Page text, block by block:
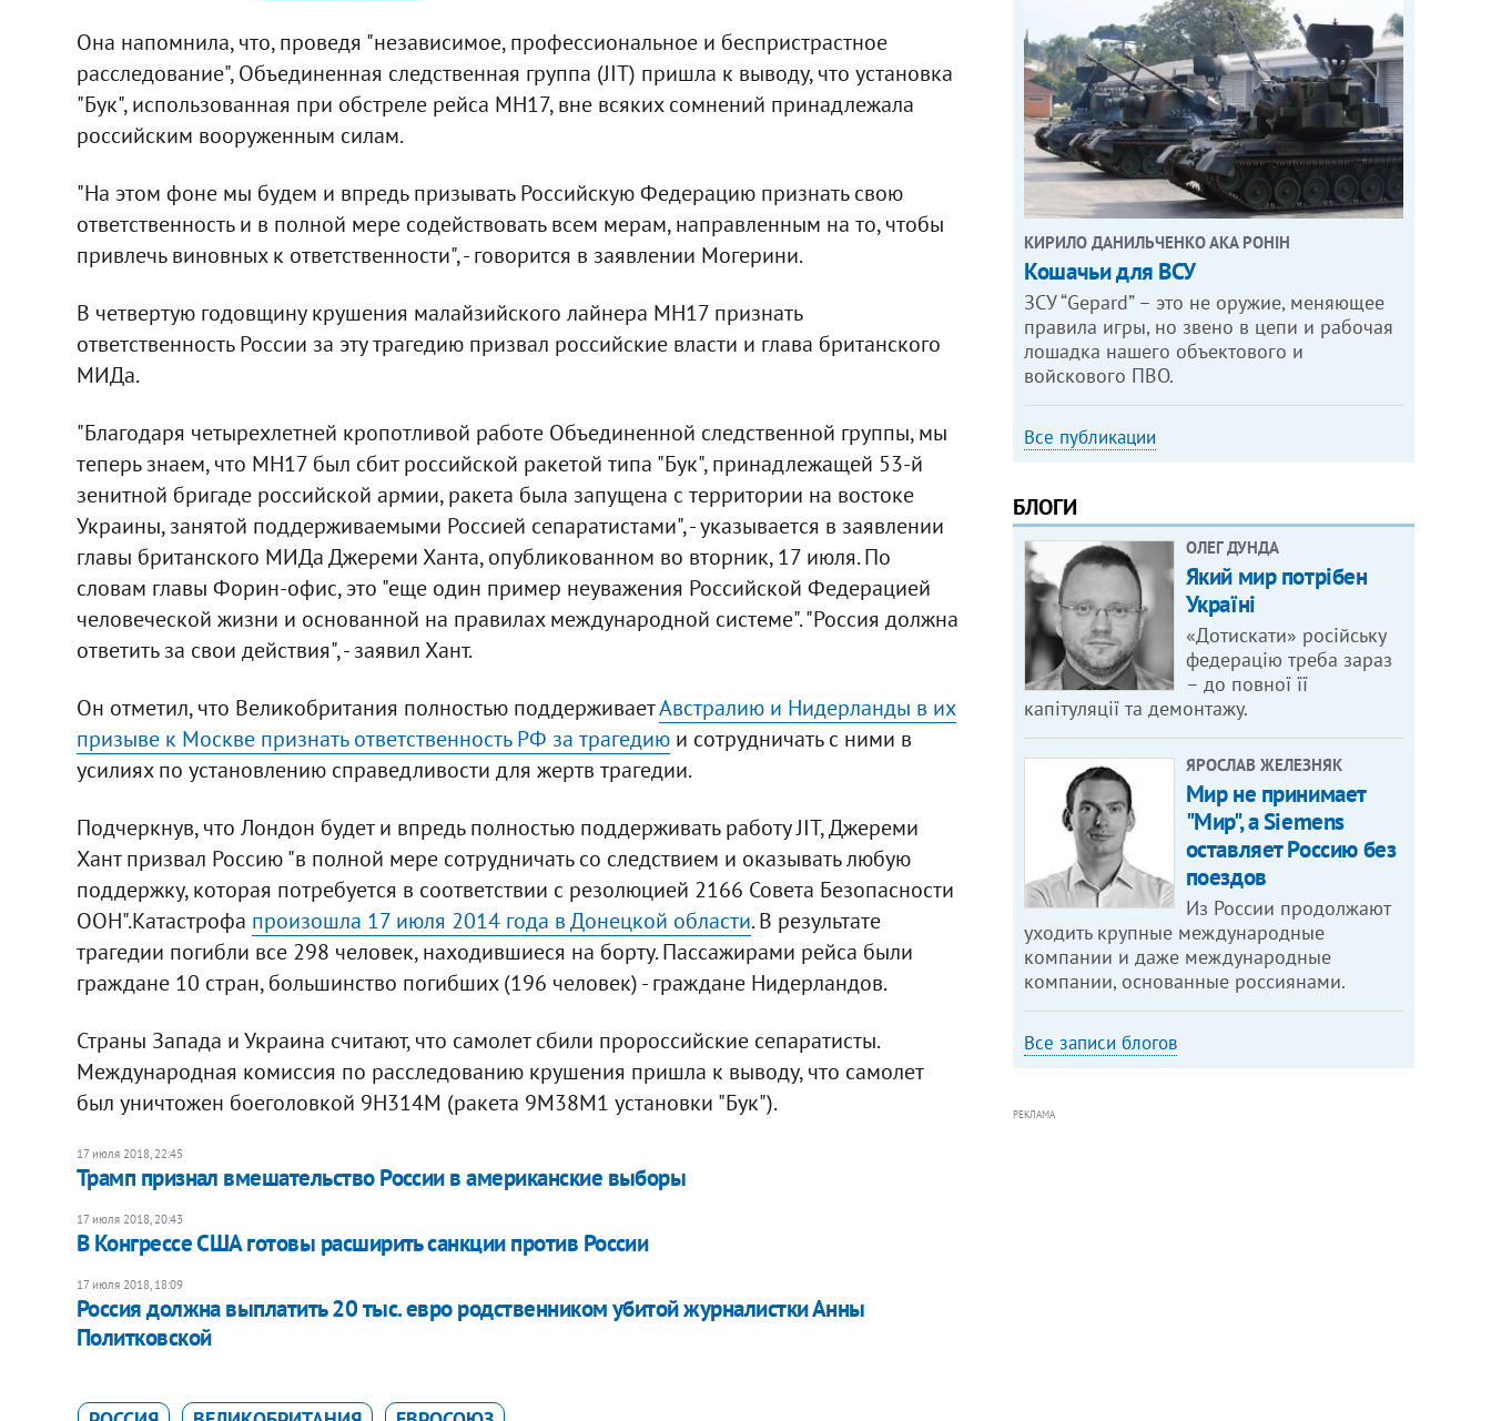
Она напомнила, что, проведя "независимое, профессиональное и беспристрастное
расследование", Объединенная следственная группа (JIT) пришла к выводу, что установка
"Бук", использованная при обстреле рейса MH17, вне всяких сомнений принадлежала
российским вооруженным силам.
"На этом фоне мы будем и впредь призывать Российскую Федерацию признать свою
ответственность и в полной мере содействовать всем мерам, направленным на то, чтобы
привлечь виновных к ответственности", - говорится в заявлении Могерини.
В четвертую годовщину крушения малайзийского лайнера MH17 признать
ответственность России за эту трагедию призвал российские власти и глава британского
МИДа.
"Благодаря четырехлетней кропотливой работе Объединенной следственной группы, мы
теперь знаем, что MH17 был сбит российской ракетой типа "Бук", принадлежащей 53-й
зенитной бригаде российской армии, ракета была запущена с территории на востоке
Украины, занятой поддерживаемыми Россией сепаратистами", - указывается в заявлении
главы британского МИДа Джереми Ханта, опубликованном во вторник, 17 июля. По
словам главы Форин-офис, это "еще один пример неуважения Российской Федерацией
человеческой жизни и основанной на правилах международной системе". "Россия должна
ответить за свои действия", - заявил Хант.
Он отметил, что Великобритания полностью поддерживаетАвстралию и Нидерланды в их
призыве к Москве признать ответственность РФ за трагедиюи сотрудничать с ними в
усилиях по установлению справедливости для жертв трагедии.
Подчеркнув, что Лондон будет и впредь полностью поддерживать работу JIT, Джереми
Хант призвал Россию "в полной мере сотрудничать со следствием и оказывать любую
поддержку, которая потребуется в соответствии с резолюцией 2166 Совета Безопасности
ООН".Катастрофа произошла 17 июля 2014 года в Донецкой области. В результате
трагедии погибли все 298 человек, находившиеся на борту. Пассажирами рейса были
граждане 10 стран, большинство погибших (196 человек) - граждане Нидерландов.
Страны Запада и Украина считают, что самолет сбили пророссийские сепаратисты.
Международная комиссия по расследованию крушения пришла к выводу, что самолет
был уничтожен боеголовкой 9Н314М (ракета 9М38М1 установки "Бук").
17 июля 2018, 22:45
Трамп признал вмешательство России в американские выборы
17 июля 2018, 20:43
В Конгрессе США готовы расширить санкции против России
17 июля 2018, 18:09
Россия должна выплатить 20 тыс. евро родственником убитой журналистки Анны
Политковской
КИРИЛО ДАНИЛЬЧЕНКО АКА РОНІН
Кошачьи для ВСУ
ЗСУ “Gepard” – это не оружие, меняющее
правила игры, но звено в цепи и рабочая
лошадка нашего объектового и
войскового ПВО.
Все публикации
БЛОГИ
ОЛЕГ ДУНДА
Який мир потрібен
Україні
«Дотискати» російську
федерацію треба зараз
– до повної її
капітуляції та демонтажу.
ЯРОСЛАВ ЖЕЛЕЗНЯК
Мир не принимает
"Мир", а Siemens
оставляет Россию без
поездов
Из России продолжают
уходить крупные международные
компании и даже международные
компании, основанные россиянами.
Все записи блогов
РЕКЛАМА